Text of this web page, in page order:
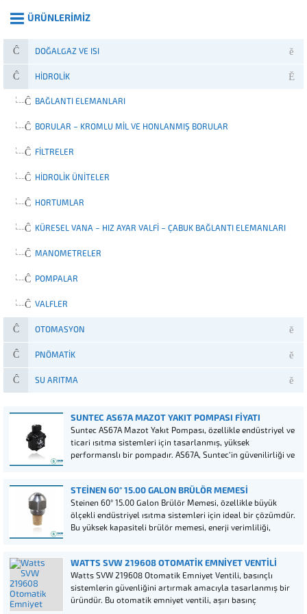
ÜRÜNLERIMIZ
DOĞALGAZ VE ISI
HIDROLIK
BAĞLANTI ELEMANLARI
BORULAR – KROMLU MIL VE HONLANMIŞ BORULAR
FILTRELER
HIDROLIK ÜNITELER
HORTUMLAR
KÜRESEL VANA – HIZ AYAR VALFI – ÇABUK BAĞLANTI ELEMANLARI
MANOMETRELER
POMPALAR
VALFLER
OTOMASYON
PNÖMATIK
SU ARITMA
SUNTEC AS67A MAZOT YAKIT POMPASI FIYATI
Suntec AS67A Mazot Yakıt Pompası, özellikle endüstriyel ve
ticari ısıtma sistemleri için tasarlanmış, yüksek
performanslı bir pompadır. AS67A, Suntec’in güvenilirliği ve
STEINEN 60° 15.00 GALON BRÜLÖR MEMESI
Steinen 60° 15.00 Galon Brülör Memesi, özellikle büyük
ölçekli endüstriyel ısıtma sistemleri için ideal bir çözümdür.
Bu yüksek kapasiteli brülör memesi, enerji verimliliği,
WATTS SVW 219608 OTOMATIK EMNIYET VENTILI
Watts SVW 219608 Otomatik Emniyet Ventili, basınçlı
sistemlerin güvenliğini artırmak amacıyla tasarlanmış bir
üründür. Bu otomatik emniyet ventili, aşırı basınç